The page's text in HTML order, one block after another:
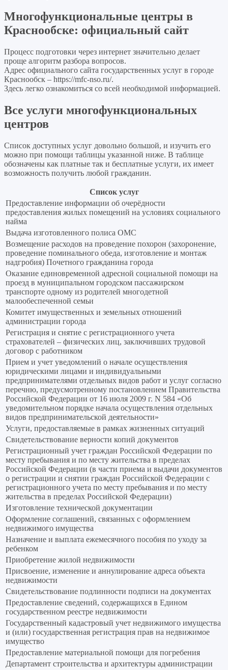
Многофункциональные центры в
Краснообске: официальный сайт
Процесс подготовки через интернет значительно делает
проще алгоритм разбора вопросов.
Адрес официального сайта государственных услуг в городе
Краснообск – https://mfc-nso.ru/.
Здесь легко ознакомиться со всей необходимой информацией.
Все услуги многофункциональных
центров
Список доступных услуг довольно большой, и изучить его
можно при помощи таблицы указанной ниже. В таблице
обозначены как платные так и бесплатные услуги, их имеет
возможность получить любой гражданин.
Список услуг
Предоставление информации об очерёдности
предоставления жилых помещений на условиях социального
найма
Выдача изготовленного полиса ОМС
Возмещение расходов на проведение похорон (захоронение,
проведение поминального обеда, изготовление и монтаж
надгробия) Почетного гражданина города
Оказание единовременной адресной социальной помощи на
проезд в муниципальном городском пассажирском
транспорте одному из родителей многодетной
малообеспеченной семьи
Комитет имущественных и земельных отношений
администрации города
Регистрация и снятие с регистрационного учета
страхователей – физических лиц, заключивших трудовой
договор с работником
Прием и учет уведомлений о начале осуществления
юридическими лицами и индивидуальными
предпринимателями отдельных видов работ и услуг согласно
перечню, предусмотренному постановлением Правительства
Российской Федерации от 16 июля 2009 г. N 584 «Об
уведомительном порядке начала осуществления отдельных
видов предпринимательской деятельности»
Услуги, предоставляемые в рамках жизненных ситуаций
Свидетельствование верности копий документов
Регистрационный учет граждан Российской Федерации по
месту пребывания и по месту жительства в пределах
Российской Федерации (в части приема и выдачи документов
о регистрации и снятии граждан Российской Федерации с
регистрационного учета по месту пребывания и по месту
жительства в пределах Российской Федерации)
Изготовление технической документации
Оформление соглашений, связанных с оформлением
недвижимого имущества
Назначение и выплата ежемесячного пособия по уходу за
ребенком
Приобретение жилой недвижимости
Присвоение, изменение и аннулирование адреса объекта
недвижимости
Свидетельствование подлинности подписи на документах
Предоставление сведений, содержащихся в Едином
государственном реестре недвижимости
Государственный кадастровый учет недвижимого имущества
и (или) государственная регистрация прав на недвижимое
имущество
Предоставление материальной помощи для погребения
Департамент строительства и архитектуры администрации